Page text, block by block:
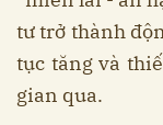
tư trở thành
tục tăng và
gian qua.